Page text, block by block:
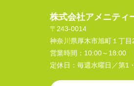
株式会社アメニティ
〒243-0014
神奈川県厚木市旭町１丁
営業時間： 10:00～18:00
定休日： 毎週水曜日／第1